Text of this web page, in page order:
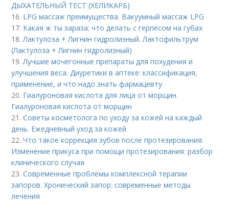
ДЫХАТЕЛЬНЫЙ ТЕСТ (ХЕЛИКАРБ)
16. LPG массаж преимущества. Вакуумный массаж LPG
17. Какая ж ты зараза: что делать с герпесом на губах
18.Лактулоза + Лигнин гидролизный. Лактофильтрум
(Лактулоза + Лигнин гидролизный)
19.Лучшие мочегонные препараты для похудения и
улучшения веса. Диуретики в аптеке: классификация,
применение, и что надо знать фармацевту
20. Гиалуроновая кислота для лица от морщин.
Гиалуроновая кислота от морщин
21.Советы косметолога по уходу за кожей на каждый
день. Ежедневный уход за кожей
22.Что такое коррекция зубов после протезирования.
Изменение прикуса при помощи протезирования: разбор
клинического случая
23.Современные проблемы комплексной терапии
запоров. Хронический запор: современные методы
лечения